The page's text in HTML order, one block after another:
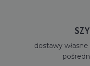
dostawy